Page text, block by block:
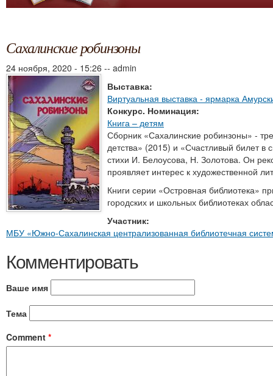
Сахалинские робинзоны
24 ноября, 2020 - 15:26 -- admin
Выставка:
Виртуальная выставка - ярмарка
Конкурс. Номинация:
Книга – детям
Сборник «Сахалинские робинзоны» -
детства» (2015) и «Счастливый билет в
стихи И. Белоусова, Н. Золотова. Он
проявляет интерес к художественной
Книги серии «Островная библиотека»
городских и школьных библиотеках
Участник:
МБУ «Южно-Сахалинская централизованная библиотечная
Комментировать
Ваше имя
Тема
Comment *